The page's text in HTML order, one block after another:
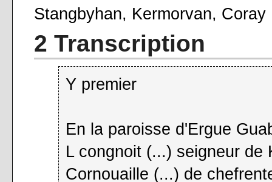
Stangbyhan, Kermorvan, Coray
2 Transcription
Y premier
En la paroisse d'Ergue
L congnoit (...) seigneur
Cornouaille (...) de